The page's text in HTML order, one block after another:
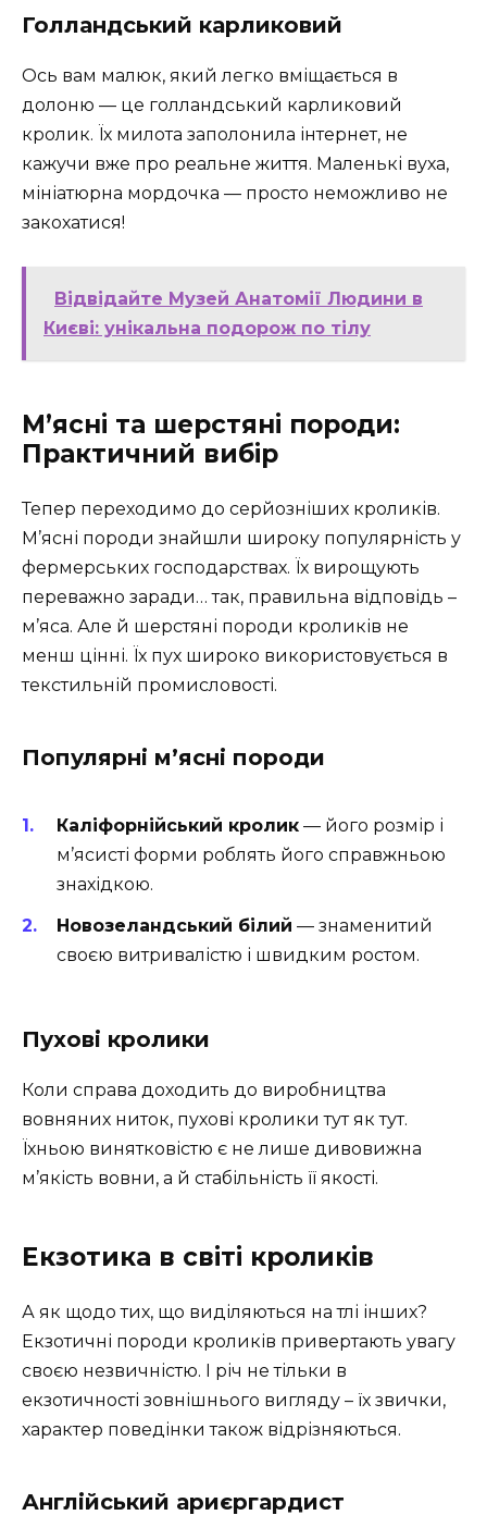
Голландський карликовий
Ось вам малюк, який легко вміщається в
долоню — це голландський карликовий
кролик. Їх милота заполонила інтернет, не
кажучи вже про реальне життя. Маленькі вуха,
мініатюрна мордочка — просто неможливо не
закохатися!
Відвідайте Музей Анатомії Людини в
Києві: унікальна подорож по тілу
М’ясні та шерстяні породи:
Практичний вибір
Тепер переходимо до серйозніших кроликів.
М’ясні породи знайшли широку популярність у
фермерських господарствах. Їх вирощують
переважно заради… так, правильна відповідь –
м’яса. Але й шерстяні породи кроликів не
менш цінні. Їх пух широко використовується в
текстильній промисловості.
Популярні м’ясні породи
Каліфорнійський кролик — його розмір і
м’ясисті форми роблять його справжньою
знахідкою.
Новозеландський білий — знаменитий
своєю витривалістю і швидким ростом.
Пухові кролики
Коли справа доходить до виробництва
вовняних ниток, пухові кролики тут як тут.
Їхньою винятковістю є не лише дивовижна
м’якість вовни, а й стабільність її якості.
Екзотика в світі кроликів
А як щодо тих, що виділяються на тлі інших?
Екзотичні породи кроликів привертають увагу
своєю незвичністю. І річ не тільки в
екзотичності зовнішнього вигляду – їх звички,
характер поведінки також відрізняються.
Англійський ариєргардист